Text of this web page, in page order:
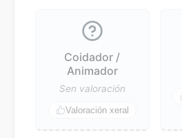
Coidador /
Animador
Sen valoración
Valoración xeral